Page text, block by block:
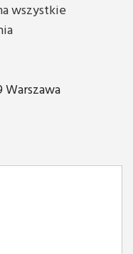
wszystkie
Warszawa